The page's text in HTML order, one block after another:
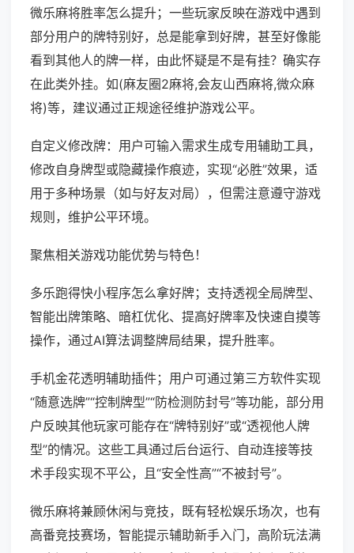
微乐麻将胜率怎么提升；一些玩家反映在游戏中遇到
部分用户的牌特别好，总是能拿到好牌，甚至好像能
看到其他人的牌一样，由此怀疑是不是有挂？确实存
在此类外挂。如(麻友圈2麻将,会友山西麻将,微众麻
将)等，建议通过正规途径维护游戏公平。
自定义修改牌：用户可输入需求生成专用辅助工具，
修改自身牌型或隐藏操作痕迹，实现“必胜”效果，适
用于多种场景（如与好友对局），但需注意遵守游戏
规则，维护公平环境。
聚焦相关游戏功能优势与特色！
多乐跑得快小程序怎么拿好牌；支持透视全局牌型、
智能出牌策略、暗杠优化、提高好牌率及快速自摸等
操作，通过AI算法调整牌局结果，提升胜率。
手机金花透明辅助插件；用户可通过第三方软件实现
“随意选牌”“控制牌型”“防检测防封号”等功能，部分用
户反映其他玩家可能存在“牌特别好”或“透视他人牌
型”的情况。这些工具通过后台运行、自动连接等技
术手段实现不平公，且“安全性高”“不被封号”。
微乐麻将兼顾休闲与竞技，既有轻松娱乐场次，也有
高番竞技赛场，智能提示辅助新手入门，高阶玩法满